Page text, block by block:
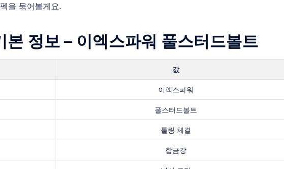
을 묶어볼게요.
본 정보 – 이엑스파워 풀스터드볼트
값
이엑스파워
풀스터드볼트
툴링 체결
합금강